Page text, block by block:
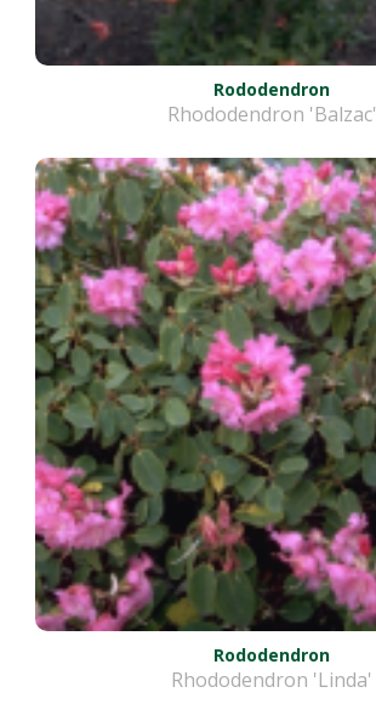
Rododendron
Rhododendron 'Balzac'
Rododendron
Rhododendron 'Linda'